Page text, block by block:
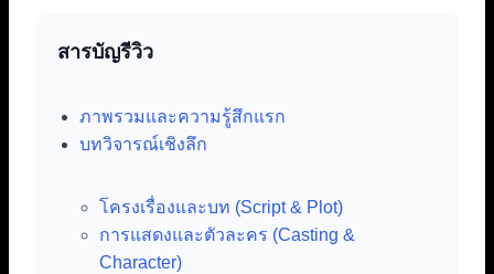
สารบัญรีวิว
ภาพรวมและความรู้สึกแรก
บทวิจารณ์เชิงลึก
โครงเรื่องและบท (Script & Plot)
การแสดงและตัวละคร (Casting &
Character)